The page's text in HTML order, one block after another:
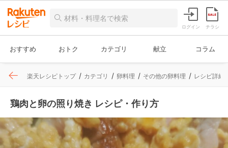
ログイン チラシ
おすすめ おトク カテゴリ 献立 コラム
楽天レシピトップ カテゴリ 卵料理 その他の卵料理 レシピ詳細
鶏肉と卵の照り焼き レシピ・作り方